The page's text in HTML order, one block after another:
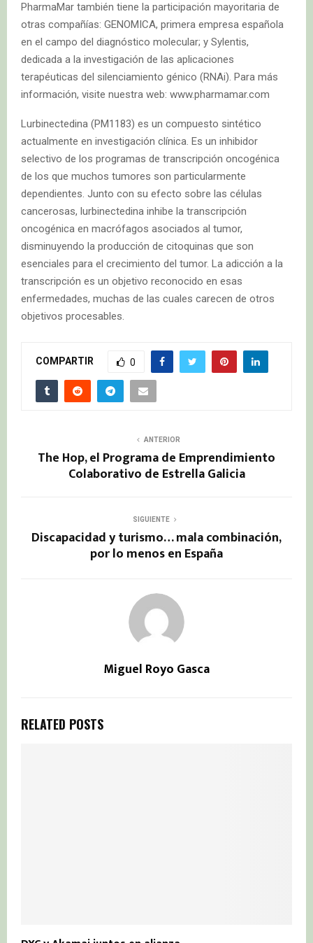
PharmaMar también tiene la participación mayoritaria de
otras compañías: GENOMICA, primera empresa española
en el campo del diagnóstico molecular; y Sylentis,
dedicada a la investigación de las aplicaciones
terapéuticas del silenciamiento génico (RNAi). Para más
información, visite nuestra web: www.pharmamar.com
Lurbinectedina (PM1183) es un compuesto sintético
actualmente en investigación clínica. Es un inhibidor
selectivo de los programas de transcripción oncogénica
de los que muchos tumores son particularmente
dependientes. Junto con su efecto sobre las células
cancerosas, lurbinectedina inhibe la transcripción
oncogénica en macrófagos asociados al tumor,
disminuyendo la producción de citoquinas que son
esenciales para el crecimiento del tumor. La adicción a la
transcripción es un objetivo reconocido en esas
enfermedades, muchas de las cuales carecen de otros
objetivos procesables.
COMPARTIR 0
ANTERIOR
The Hop, el Programa de Emprendimiento
Colaborativo de Estrella Galicia
SIGUIENTE
Discapacidad y turismo… mala combinación,
por lo menos en España
Miguel Royo Gasca
RELATED POSTS